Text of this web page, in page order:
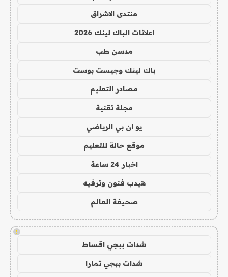
منتدى الاشراق
اعلانات الباك لينك 2026
مدسن طب
باك لينك وجيست بوست
مصادر التعليم
مجلة تقنية
يو ان بي الرياضي
موقع حالة للتعليم
اخبار 24 ساعة
هيدب فنون وترفيه
صحيفة العالم
!
شدات ببجي اقساط
شدات ببجي تمارا